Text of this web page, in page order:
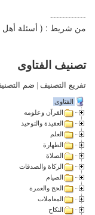
------------
من شريط : ( أسئلة أهل
تصنيف الفتاوى
تفريع التصنيف | ضم
الفتاوى
القرآن وعلومه
العقيدة والتوحيد
العلم
الطهارة
الصلاة
الزكاة والصدقات
الصيام
الحج والعمرة
المعاملات
النكاح